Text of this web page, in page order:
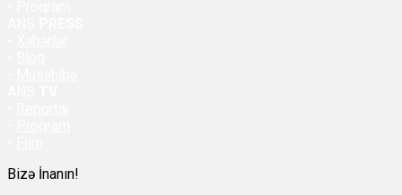
Bizə İnanın!